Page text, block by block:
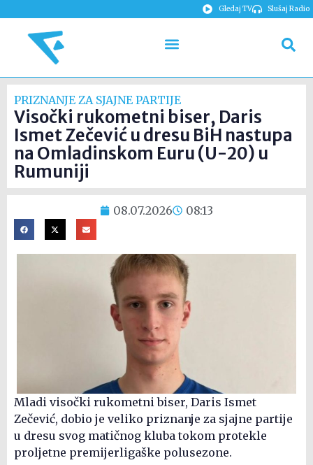
Gledaj TV Slušaj Radio
PRIZNANJE ZA SJAJNE PARTIJE
Visočki rukometni biser, Daris
Ismet Zečević u dresu BiH nastupa
na Omladinskom Euru (U-20) u
Rumuniji
08.07.2026 08:13
Mladi visočki rukometni biser, Daris Ismet
Zečević, dobio je veliko priznanje za sjajne partije
u dresu svog matičnog kluba tokom protekle
proljetne premijerligaške polusezone.